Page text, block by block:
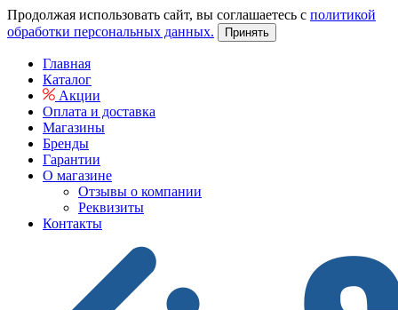
Продолжая использовать сайт, вы соглашаетесь с политикой
обработки персональных данных.
Принять
Главная
Каталог
Акции
Оплата и доставка
Магазины
Бренды
Гарантии
О магазине
Отзывы о компании
Реквизиты
Контакты